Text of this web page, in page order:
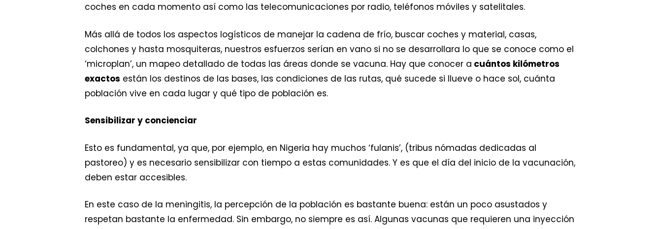
coches en cada momento así como las telecomunicaciones por radio, teléfonos móviles y satelitales.
Más allá de todos los aspectos logísticos de manejar la cadena de frío, buscar coches y material, casas,
colchones y hasta mosquiteras, nuestros esfuerzos serían en vano si no se desarrollara lo que se conoce como el
‘microplan’, un mapeo detallado de todas las áreas donde se vacuna. Hay que conocer a cuántos kilómetros
exactos están los destinos de las bases, las condiciones de las rutas, qué sucede si llueve o hace sol, cuánta
población vive en cada lugar y qué tipo de población es.
Sensibilizar y concienciar
Esto es fundamental, ya que, por ejemplo, en Nigeria hay muchos ‘fulanis’, (tribus nómadas dedicadas al
pastoreo) y es necesario sensibilizar con tiempo a estas comunidades. Y es que el día del inicio de la vacunación,
deben estar accesibles.
En este caso de la meningitis, la percepción de la población es bastante buena: están un poco asustados y
respetan bastante la enfermedad. Sin embargo, no siempre es así. Algunas vacunas que requieren una inyección